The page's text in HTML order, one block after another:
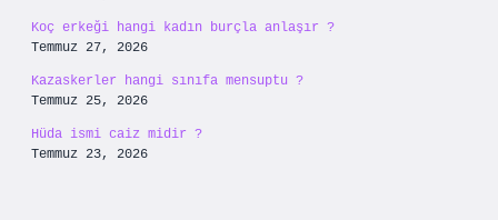
Koç erkeği hangi kadın burçla anlaşır ?
Temmuz 27, 2026
Kazaskerler hangi sınıfa mensuptu ?
Temmuz 25, 2026
Hüda ismi caiz midir ?
Temmuz 23, 2026